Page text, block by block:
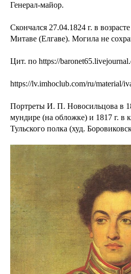
Генерал-майор.
Скончался 27.04.1824 г. в
Митаве (Елгаве). Могила не
Цит. по https://
https://lv.imhoclub.com/ru/material/
Портреты И. П. Новосильцова в
мундире (на обложке) и 1817 г. в
Тульского полка (худ.